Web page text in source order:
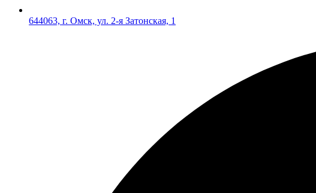
644063, г. Омск, ул. 2-я Затонская, 1